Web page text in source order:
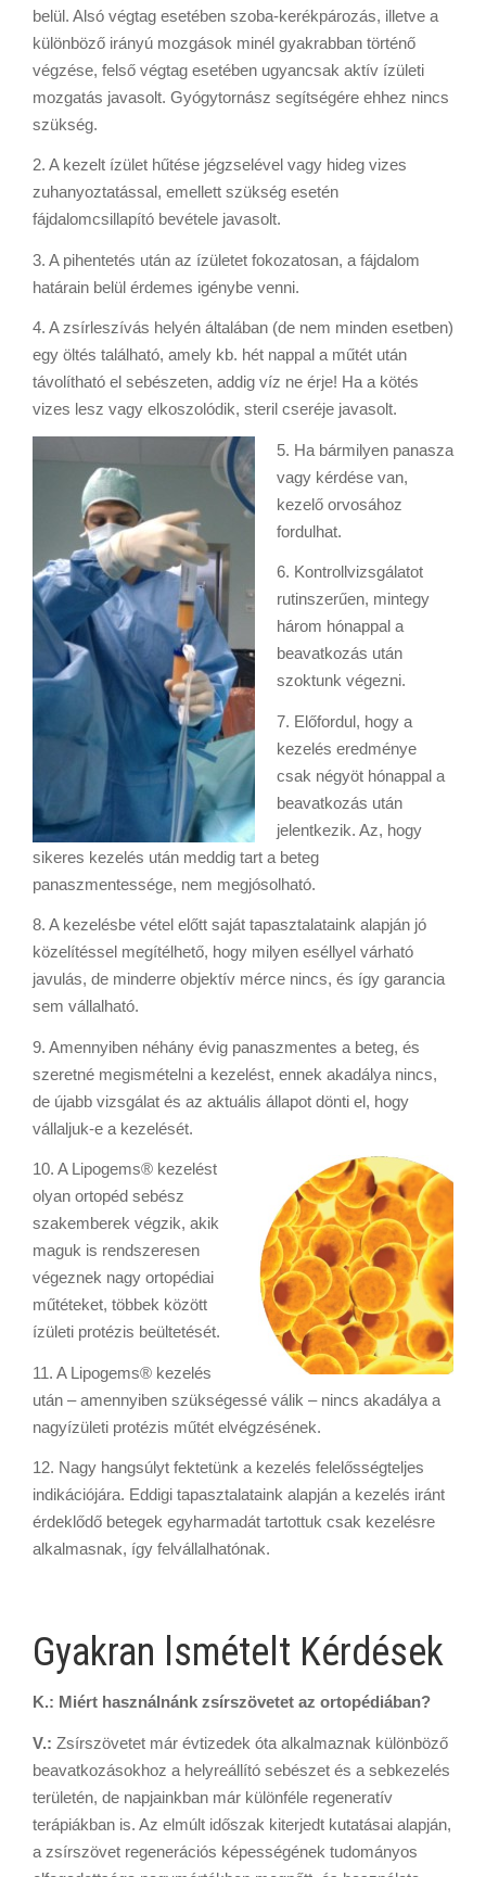
belül. Alsó végtag esetében szoba-kerékpározás, illetve a
különböző irányú mozgások minél gyakrabban történő
végzése, felső végtag esetében ugyancsak aktív ízületi
mozgatás javasolt. Gyógytornász segítségére ehhez nincs
szükség.
2. A kezelt ízület hűtése jégzselével vagy hideg vizes
zuhanyoztatással, emellett szükség esetén
fájdalomcsillapító bevétele javasolt.
3. A pihentetés után az ízületet fokozatosan, a fájdalom
határain belül érdemes igénybe venni.
4. A zsírleszívás helyén általában (de nem minden esetben)
egy öltés található, amely kb. hét nappal a műtét után
távolítható el sebészeten, addig víz ne érje! Ha a kötés
vizes lesz vagy elkoszolódik, steril cseréje javasolt.
5. Ha bármilyen panasza
vagy kérdése van,
kezelő orvosához
fordulhat.
6. Kontrollvizsgálatot
rutinszerűen, mintegy
három hónappal a
beavatkozás után
szoktunk végezni.
7. Előfordul, hogy a
kezelés eredménye
csak négy­öt hónappal a
beavatkozás után
jelentkezik. Az, hogy
sikeres kezelés után meddig tart a beteg
panaszmentessége, nem megjósolható.
8. A kezelésbe vétel előtt saját tapasztalataink alapján jó
közelítéssel megítélhető, hogy milyen eséllyel várható
javulás, de minderre objektív mérce nincs, és így garancia
sem vállalható.
9. Amennyiben néhány évig panaszmentes a beteg, és
szeretné megismételni a kezelést, ennek akadálya nincs,
de újabb vizsgálat és az aktuális állapot dönti el, hogy
vállaljuk-e a kezelését.
10. A Lipogems® kezelést
olyan ortopéd sebész
szakemberek végzik, akik
maguk is rendszeresen
végeznek nagy ortopédiai
műtéteket, többek között
ízületi protézis beültetését.
11. A Lipogems® kezelés
után – amennyiben szükségessé válik – nincs akadálya a
nagyízületi protézis műtét elvégzésének.
12. Nagy hangsúlyt fektetünk a kezelés felelősségteljes
indikációjára. Eddigi tapasztalataink alapján a kezelés iránt
érdeklődő betegek egyharmadát tartottuk csak kezelésre
alkalmasnak, így felvállalhatónak.
Gyakran lsmételt Kérdések
K.: Miért használnánk zsírszövetet az ortopédiában?
V.: Zsírszövetet már évtizedek óta alkalmaznak különböző
beavatkozásokhoz a helyreállító sebészet és a sebkezelés
területén, de napjainkban már különféle regeneratív
terápiákban is. Az elmúlt időszak kiterjedt kutatásai alapján,
a zsírszövet regenerációs képességének tudományos